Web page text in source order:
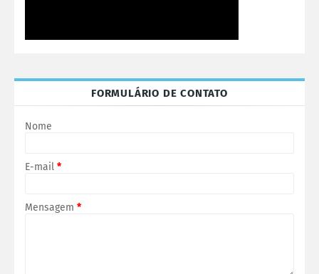
FORMULÁRIO DE CONTATO
Nome
E-mail *
Mensagem *